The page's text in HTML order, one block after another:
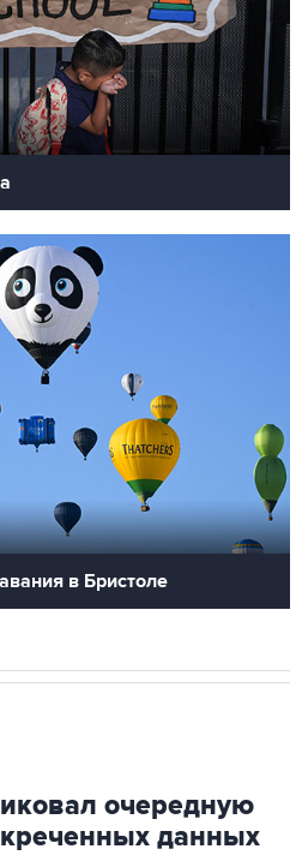
в Бристоле
очередную
данных